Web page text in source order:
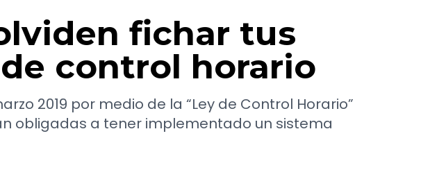
fichar tus
control horario
2019 por medio de la “Ley de Control Horario”
obligadas a tener implementado un sistema